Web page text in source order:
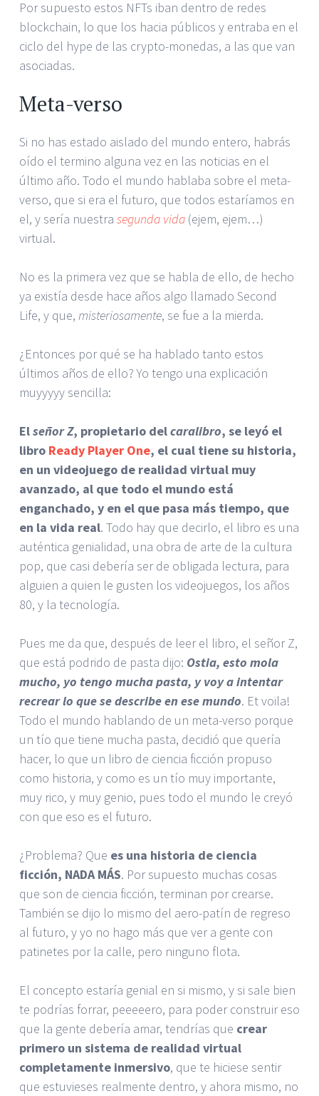
Por supuesto estos NFTs iban dentro de redes
blockchain, lo que los hacia públicos y entraba en el
ciclo del hype de las crypto-monedas, a las que van
asociadas.
Meta-verso
Si no has estado aislado del mundo entero, habrás
oído el termino alguna vez en las noticias en el
último año. Todo el mundo hablaba sobre el meta-
verso, que si era el futuro, que todos estaríamos en
el, y sería nuestra segunda vida (ejem, ejem…)
virtual.
No es la primera vez que se habla de ello, de hecho
ya existía desde hace años algo llamado Second
Life, y que, misteriosamente, se fue a la mierda.
¿Entonces por qué se ha hablado tanto estos
últimos años de ello? Yo tengo una explicación
muyyyyy sencilla:
Elseñor Z, propietario delcaralibro, se leyó el
libro Ready Player One, el cual tiene su historia,
en un videojuego de realidad virtual muy
avanzado, al que todo el mundo está
enganchado, y en el que pasa más tiempo, que
en la vida real. Todo hay que decirlo, el libro es una
auténtica genialidad, una obra de arte de la cultura
pop, que casi debería ser de obligada lectura, para
alguien a quien le gusten los videojuegos, los años
80, y la tecnología.
Pues me da que, después de leer el libro, el señor Z,
que está podrido de pasta dijo: Ostia, esto mola
mucho, yo tengo mucha pasta, y voy a intentar
recrear lo que se describe en ese mundo. Et voila!
Todo el mundo hablando de un meta-verso porque
un tío que tiene mucha pasta, decidió que quería
hacer, lo que un libro de ciencia ficción propuso
como historia, y como es un tío muy importante,
muy rico, y muy genio, pues todo el mundo le creyó
con que eso es el futuro.
¿Problema? Que es una historia de ciencia
ficción, NADA MÁS. Por supuesto muchas cosas
que son de ciencia ficción, terminan por crearse.
También se dijo lo mismo del aero-patín de regreso
al futuro, y yo no hago más que ver a gente con
patinetes por la calle, pero ninguno flota.
El concepto estaría genial en si mismo, y si sale bien
te podrías forrar, peeeeero, para poder construir eso
que la gente debería amar, tendrías que crear
primero un sistema de realidad virtual
completamente inmersivo, que te hiciese sentir
que estuvieses realmente dentro, y ahora mismo, no